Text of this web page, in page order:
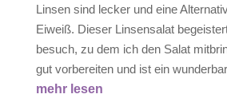
Linsen sind lecker und eine
Eiweiß. Dieser Linsensalat
besuch, zu dem ich den Salat
gut vorbereiten und ist ein
mehr lesen